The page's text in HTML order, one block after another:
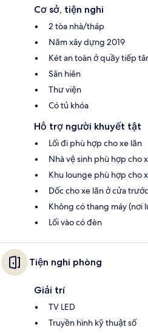
Cơ sở, tiện nghi
2 tòa nhà/tháp
Năm xây dựng 2019
Két an toàn ở quầy tiếp
Sân hiên
Thư viện
Có tủ khóa
Hỗ trợ người khuyết tật
Lối đi phù hợp cho xe lăn
Nhà vệ sinh phù hợp cho
Khu lounge phù hợp cho
Dốc cho xe lăn ở cửa trước
Không có thang máy (nơi
Lối vào có đèn
Tiện nghi phòng
Giải trí
TV LED
Truyền hình kỹ thuật số